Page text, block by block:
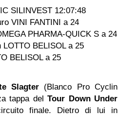
SILINVEST 12:07:48
VINI FANTINI a 24
PHARMA-QUICK S a 24
LOTTO BELISOL a 25
BELISOL a 25
Slagter (Blanco Pro Cyclin
tappa del Tour Down Under
finale. Dietro di lui in